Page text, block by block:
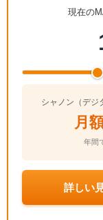
現在の
シャノン（デジ
月
年間
詳しい